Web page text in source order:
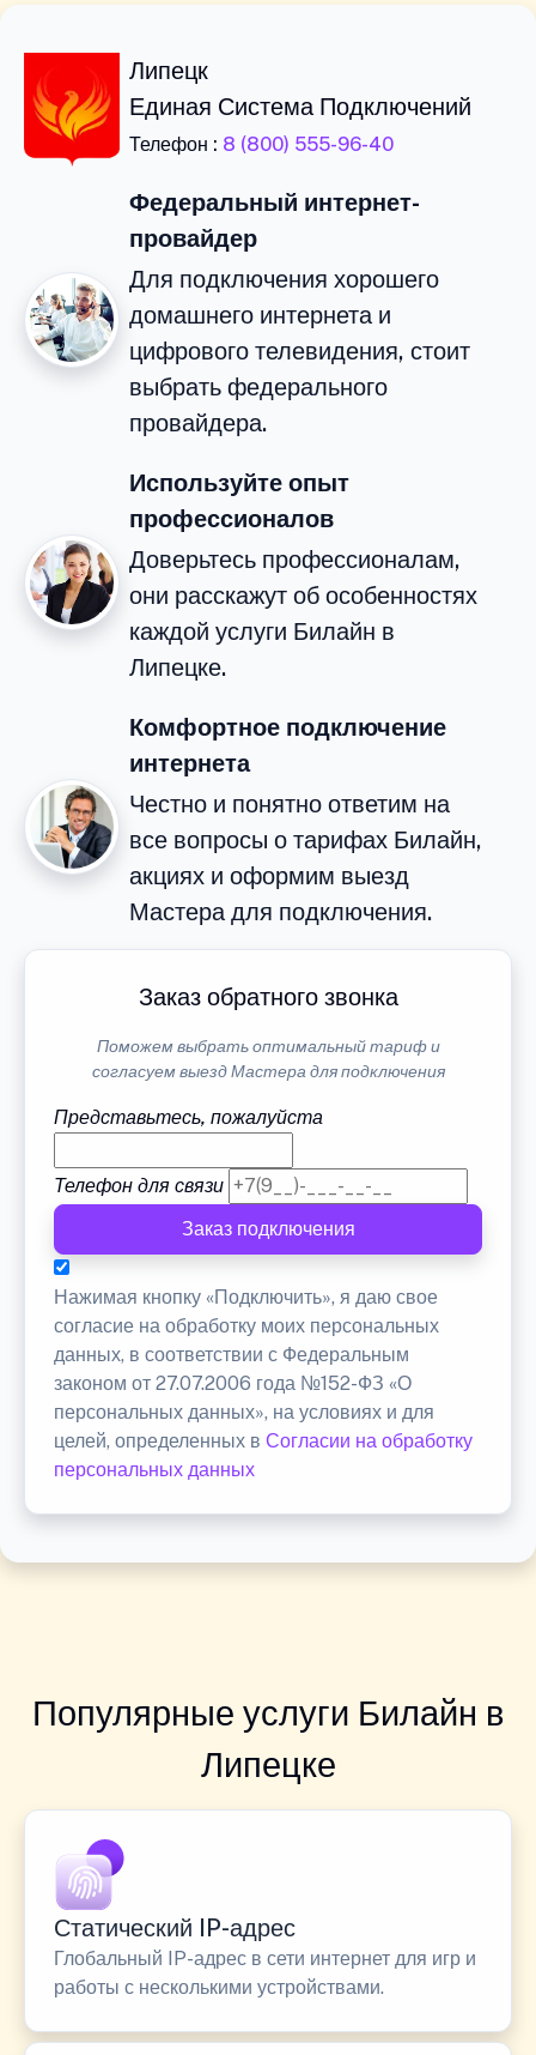
Липецк
Единая Система Подключений
Телефон : 8 (800) 555-96-40
Федеральный интернет-
провайдер
Для подключения хорошего
домашнего интернета и
цифрового телевидения, стоит
выбрать федерального
провайдера.
Используйте опыт
профессионалов
Доверьтесь профессионалам,
они расскажут об особенностях
каждой услуги Билайн в
Липецке.
Комфортное подключение
интернета
Честно и понятно ответим на
все вопросы о тарифах Билайн,
акциях и оформим выезд
Мастера для подключения.
Заказ обратного звонка
Поможем выбрать оптимальный тариф и
согласуем выезд Мастера для подключения
Представьтесь, пожалуйста
Телефон для связи
Заказ подключения
Нажимая кнопку «Подключить», я даю свое
согласие на обработку моих персональных
данных, в соответствии с Федеральным
законом от 27.07.2006 года №152-ФЗ «О
персональных данных», на условиях и для
целей, определенных в Согласии на обработку
персональных данных
Популярные услуги Билайн в
Липецке
Статический IP-адрес
Глобальный IP-адрес в сети интернет для игр и
работы с несколькими устройствами.